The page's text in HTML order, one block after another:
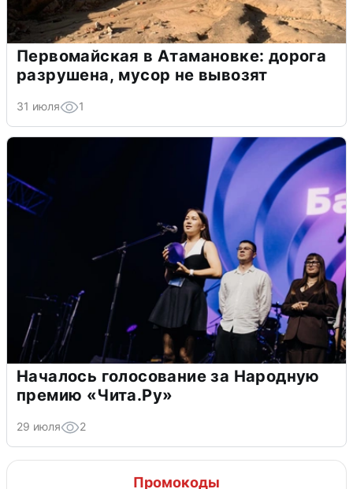
Первомайская в Атамановке: дорога
разрушена, мусор не вывозят
31 июля 1
Началось голосование за Народную
премию «Чита.Ру»
29 июля 2
Промокоды